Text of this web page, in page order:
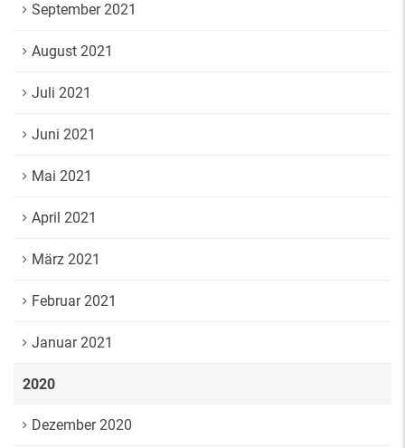
September 2021
August 2021
Juli 2021
Juni 2021
Mai 2021
April 2021
März 2021
Februar 2021
Januar 2021
2020
Dezember 2020